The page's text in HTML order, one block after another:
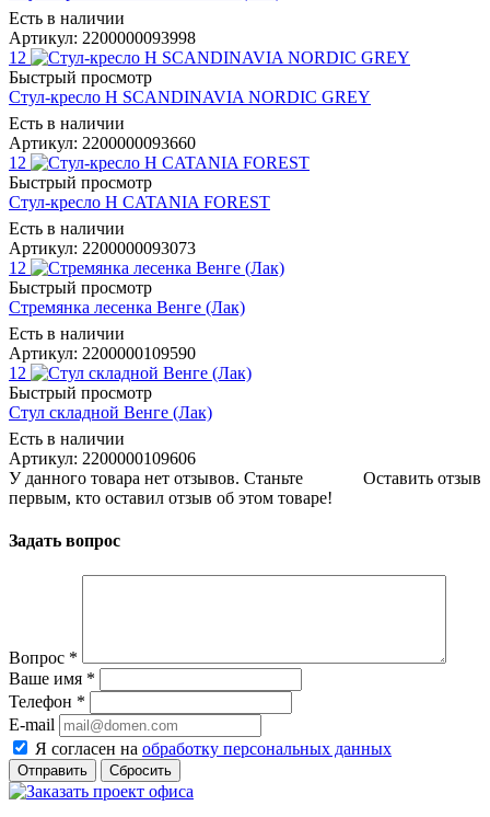
Есть в наличии
Артикул: 2200000093998
12
Быстрый просмотр
Стул-кресло Н SCANDINAVIA NORDIC GREY
Есть в наличии
Артикул: 2200000093660
12
Быстрый просмотр
Стул-кресло Н CATANIA FOREST
Есть в наличии
Артикул: 2200000093073
12
Быстрый просмотр
Стремянка лесенка Венге (Лак)
Есть в наличии
Артикул: 2200000109590
12
Быстрый просмотр
Стул складной Венге (Лак)
Есть в наличии
Артикул: 2200000109606
Оставить отзыв
У данного товара нет отзывов. Станьте
первым, кто оставил отзыв об этом товаре!
Задать вопрос
Вопрос *
Ваше имя *
Телефон *
E-mail
Я согласен на обработку персональных данных
Сбросить